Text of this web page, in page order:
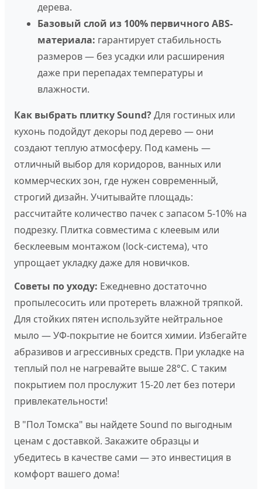
дерева.
Базовый слой из 100% первичного ABS-
материала: гарантирует стабильность
размеров — без усадки или расширения
даже при перепадах температуры и
влажности.
Как выбрать плитку Sound?Для гостиных или
кухонь подойдут декоры под дерево — они
создают теплую атмосферу. Под камень —
отличный выбор для коридоров, ванных или
коммерческих зон, где нужен современный,
строгий дизайн. Учитывайте площадь:
рассчитайте количество пачек с запасом 5-10% на
подрезку. Плитка совместима с клеевым или
бесклеевым монтажом (lock-система), что
упрощает укладку даже для новичков.
Советы по уходу: Ежедневно достаточно
пропылесосить или протереть влажной тряпкой.
Для стойких пятен используйте нейтральное
мыло — УФ-покрытие не боится химии. Избегайте
абразивов и агрессивных средств. При укладке на
теплый пол не нагревайте выше 28°C. С таким
покрытием пол прослужит 15-20 лет без потери
привлекательности!
В "Пол Томска" вы найдете Sound по выгодным
ценам с доставкой. Закажите образцы и
убедитесь в качестве сами — это инвестиция в
комфорт вашего дома!